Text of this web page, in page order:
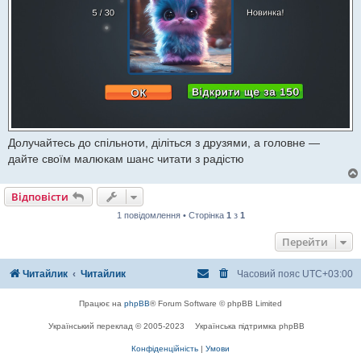
Долучайтесь до спільноти, діліться з друзями, а головне —
дайте своїм малюкам шанс читати з радістю
Відповісти
1 повідомлення • Сторінка 1 з 1
Перейти
Читайлик Читайлик Часовий пояс UTC+03:00
Працює на phpBB® Forum Software © phpBB Limited
Український переклад © 2005-2023 Українська підтримка phpBB
Конфіденційність | Умови